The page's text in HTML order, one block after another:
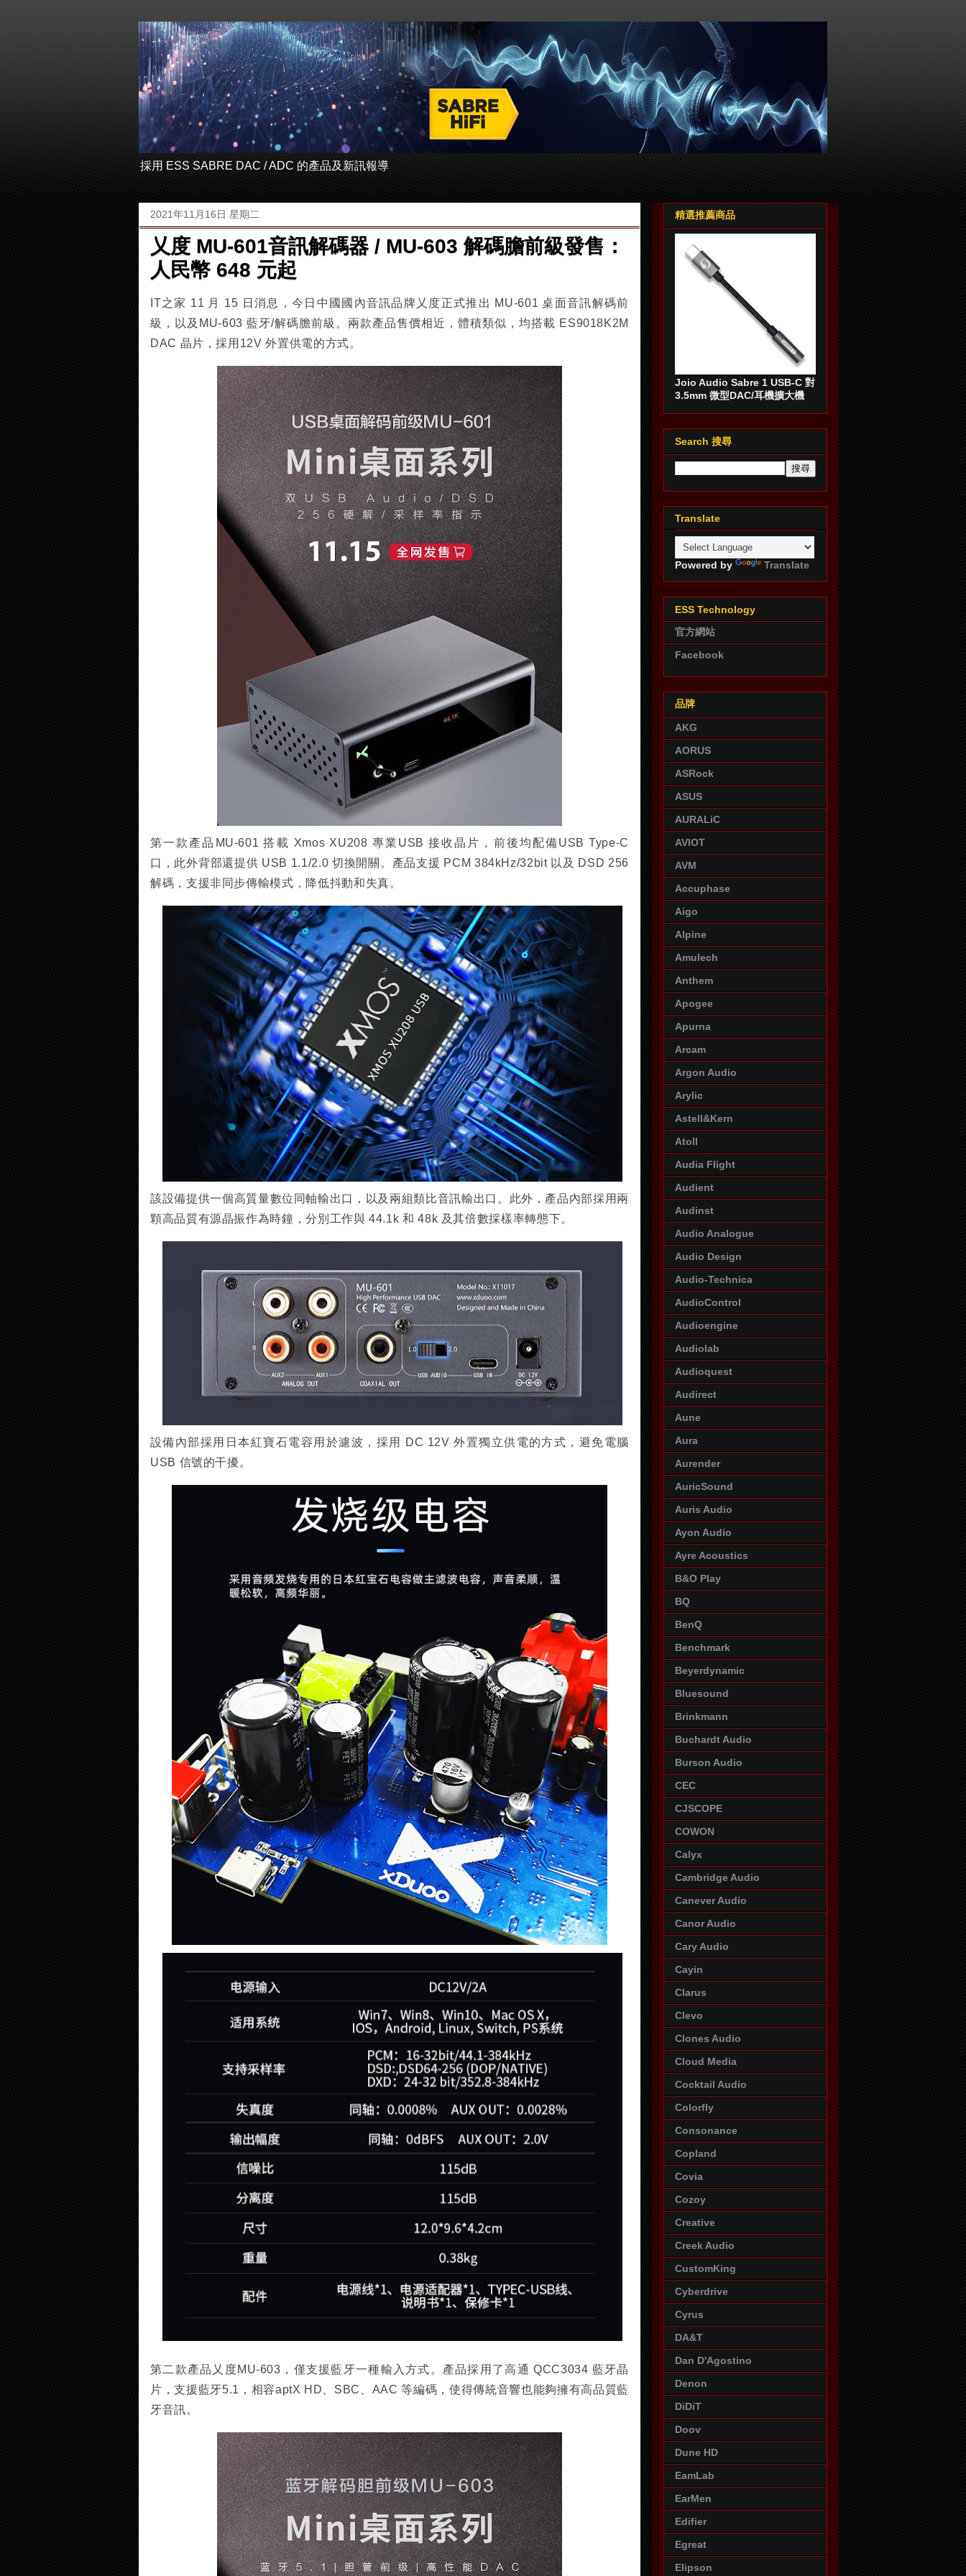
採用 ESS SABRE DAC / ADC 的產品及新訊報導
2021年11月16日 星期二
乂度 MU-601音訊解碼器 / MU-603 解碼膽前級發售：
人民幣 648 元起
IT之家 11 月 15 日消息，今日中國國內音訊品牌乂度正式推出 MU-601 桌面音訊解碼前
級，以及MU-603 藍牙/解碼膽前級。兩款產品售價相近，體積類似，均搭載 ES9018K2M
DAC 晶片，採用12V 外置供電的方式。
第一款產品MU-601 搭載 Xmos XU208 專業USB 接收晶片，前後均配備USB Type-C
口，此外背部還提供 USB 1.1/2.0 切換開關。產品支援 PCM 384kHz/32bit 以及 DSD 256
解碼，支援非同步傳輸模式，降低抖動和失真。
該設備提供一個高質量數位同軸輸出口，以及兩組類比音訊輸出口。此外，產品內部採用兩
顆高品質有源晶振作為時鐘，分別工作與 44.1k 和 48k 及其倍數採樣率轉態下。
設備內部採用日本紅寶石電容用於濾波，採用 DC 12V 外置獨立供電的方式，避免電腦
USB 信號的干擾。
第二款產品乂度MU-603，僅支援藍牙一種輸入方式。產品採用了高通 QCC3034 藍牙晶
片，支援藍牙5.1，相容aptX HD、SBC、AAC 等編碼，使得傳統音響也能夠擁有高品質藍
牙音訊。
精選推薦商品
Joio Audio Sabre 1 USB-C 對
3.5mm 微型DAC/耳機擴大機
Search 搜尋
Translate
Powered by Translate
ESS Technology
官方網站
Facebook
品牌
AKG
AORUS
ASRock
ASUS
AURALiC
AVIOT
AVM
Accuphase
Aigo
Alpine
Amulech
Anthem
Apogee
Apurna
Arcam
Argon Audio
Arylic
Astell&Kern
Atoll
Audia Flight
Audient
Audinst
Audio Analogue
Audio Design
Audio-Technica
AudioControl
Audioengine
Audiolab
Audioquest
Audirect
Aune
Aura
Aurender
AuricSound
Auris Audio
Ayon Audio
Ayre Acoustics
B&O Play
BQ
BenQ
Benchmark
Beyerdynamic
Bluesound
Brinkmann
Buchardt Audio
Burson Audio
CEC
CJSCOPE
COWON
Calyx
Cambridge Audio
Canever Audio
Canor Audio
Cary Audio
Cayin
Clarus
Clevo
Clones Audio
Cloud Media
Cocktail Audio
Colorfly
Consonance
Copland
Covia
Cozoy
Creative
Creek Audio
CustomKing
Cyberdrive
Cyrus
DA&T
Dan D'Agostino
Denon
DiDiT
Doov
Dune HD
EamLab
EarMen
Edifier
Egreat
Elipson